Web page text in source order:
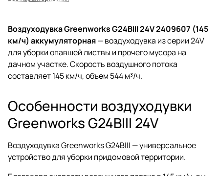
Воздуходувка Greenworks G24BIII 24V 2409607 (145
км/ч) аккумуляторная— воздуходувка из серии 24V
для уборки опавшей листвы и прочего мусора на
дачном участке. Скорость воздушного потока
составляет 145 км/ч, объем 544 м³/ч.
Особенности воздуходувки
Greenworks G24BIII 24V
Воздуходувка Greenworks G24BIII — универсальное
устройство для уборки придомовой территории.